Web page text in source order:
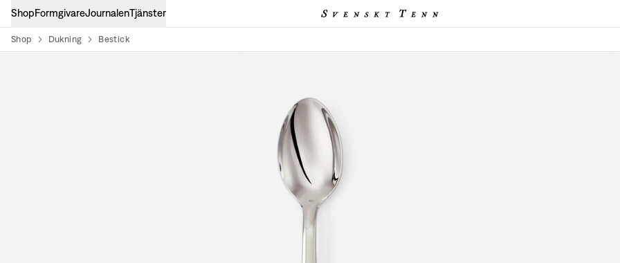
ShopFormgivareJournalenTjänster
Shop Dukning Bestick